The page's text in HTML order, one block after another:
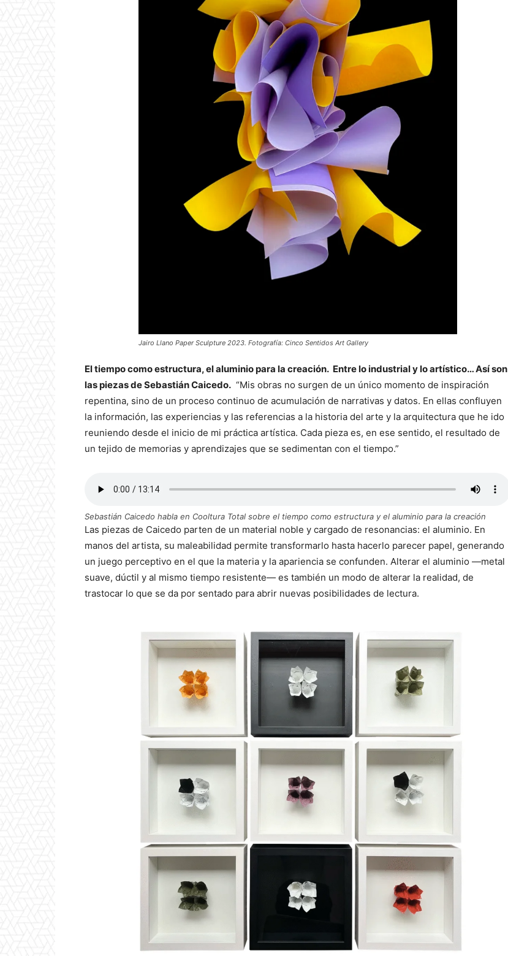
Jairo Llano Paper Sculpture 2023. Fotografía: Cinco Sentidos Art Gallery
El tiempo como estructura, el aluminio para la creación. Entre lo industrial y lo artístico… Así son
las piezas de Sebastián Caicedo. “Mis obras no surgen de un único momento de inspiración
repentina, sino de un proceso continuo de acumulación de narrativas y datos. En ellas confluyen
la información, las experiencias y las referencias a la historia del arte y la arquitectura que he ido
reuniendo desde el inicio de mi práctica artística. Cada pieza es, en ese sentido, el resultado de
un tejido de memorias y aprendizajes que se sedimentan con el tiempo.”
Sebastián Caicedo habla en Cooltura Total sobre el tiempo como estructura y el aluminio para la creación
Las piezas de Caicedo parten de un material noble y cargado de resonancias: el aluminio. En
manos del artista, su maleabilidad permite transformarlo hasta hacerlo parecer papel, generando
un juego perceptivo en el que la materia y la apariencia se confunden. Alterar el aluminio —metal
suave, dúctil y al mismo tiempo resistente— es también un modo de alterar la realidad, de
trastocar lo que se da por sentado para abrir nuevas posibilidades de lectura.